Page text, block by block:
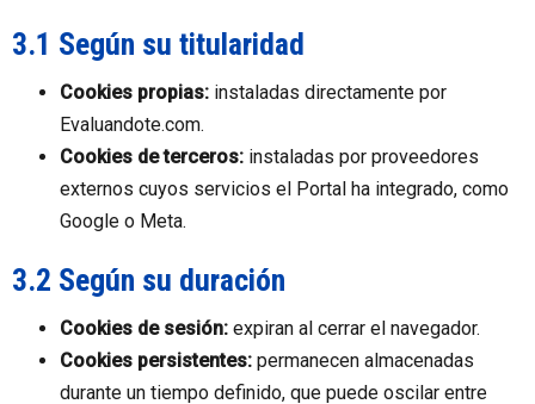
3.1 Según su titularidad
Cookies propias: instaladas directamente por
Evaluandote.com.
Cookies de terceros: instaladas por proveedores
externos cuyos servicios el Portal ha integrado, como
Google o Meta.
3.2 Según su duración
Cookies de sesión: expiran al cerrar el navegador.
Cookies persistentes: permanecen almacenadas
durante un tiempo definido, que puede oscilar entre